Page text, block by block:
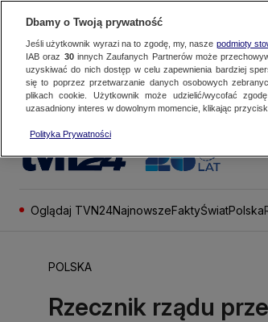
Oglądaj TVN24NajnowszeFaktyŚwiatPolska
POLSKA
Rzecznik rządu
Dbamy o Twoją prywatność
Jeśli użytkownik wyrazi na to zgodę, my, nasze podmioty
IAB oraz 30innych Zaufanych Partnerów może
uzyskiwać do nich dostęp w celu zapewnienia bardziej
się to poprzez przetwarzanie danych osobowych
plikach cookie. Użytkownik może udzielić/wycofać
uzasadniony interes w dowolnym momencie, klikając przycisk
Polityka Prywatności